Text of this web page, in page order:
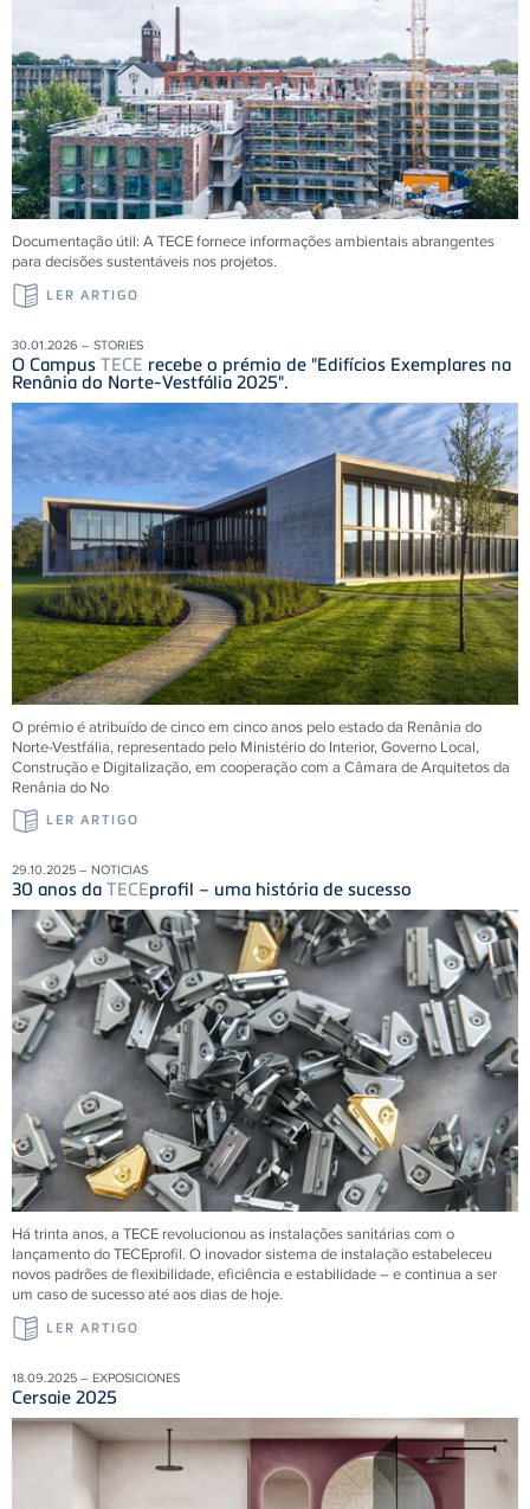
Documentação útil: ATECEfornece informações ambientais abrangentes
para decisões sustentáveis ​​nos projetos.
LER ARTIGO
30.01.2026 – STORIES
O Campus TECE recebe o prémio de "Edifícios Exemplares na
Renânia do Norte-Vestfália 2025".
O prémio é atribuído de cinco em cinco anos pelo estado da Renânia do
Norte-Vestfália, representado pelo Ministério do Interior, Governo Local,
Construção e Digitalização, em cooperação com a Câmara de Arquitetos da
Renânia do No
LER ARTIGO
29.10.2025 – NOTICIAS
30 anos da TECEprofil – uma história de sucesso
Há trinta anos, a TECE revolucionou as instalações sanitárias com o
lançamento doTECEprofil. O inovador sistema de instalação estabeleceu
novos padrões de flexibilidade, eficiência e estabilidade – e continua a ser
um caso de sucesso até aos dias de hoje.
LER ARTIGO
18.09.2025 – EXPOSICIONES
Cersaie 2025